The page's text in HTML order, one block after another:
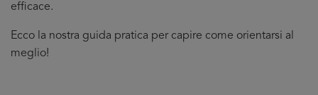
efficace.
Ecco la nostra guida pratica per capire come orientarsi al
meglio!